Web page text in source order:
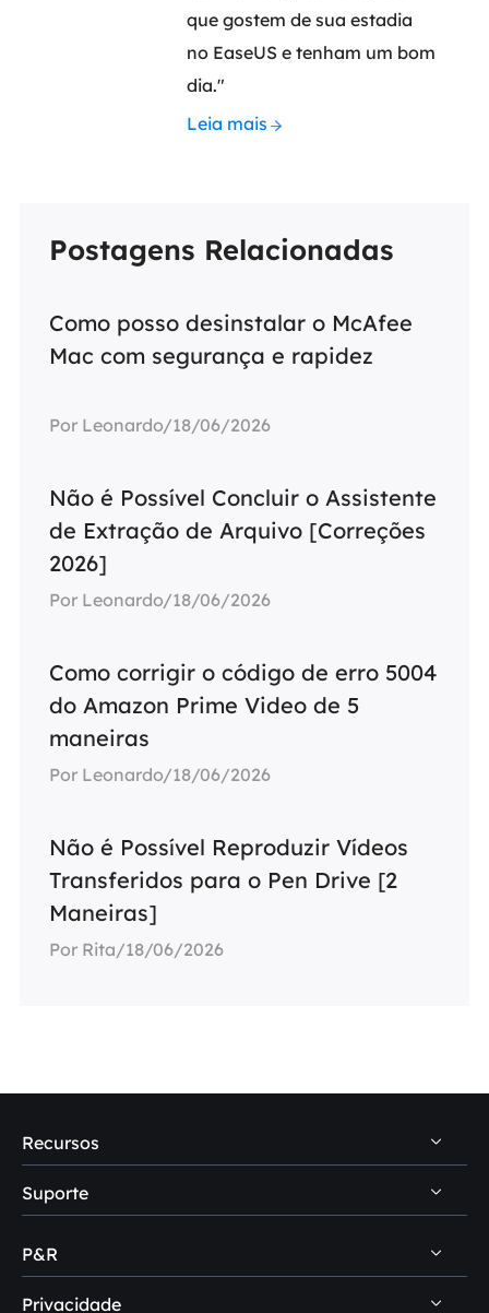
que gostem de sua estadia
no EaseUS e tenham um bom
dia."
Leia mais
Postagens Relacionadas
Como posso desinstalar o McAfee
Mac com segurança e rapidez
Por Leonardo/18/06/2026
Não é Possível Concluir o Assistente
de Extração de Arquivo [Correções
2026]
Por Leonardo/18/06/2026
Como corrigir o código de erro 5004
do Amazon Prime Video de 5
maneiras
Por Leonardo/18/06/2026
Não é Possível Reproduzir Vídeos
Transferidos para o Pen Drive [2
Maneiras]
Por Rita/18/06/2026
Recursos
Dicas de recuperação de dados PC
Dicas de recuperação de dados Mac
Suporte
Central de suporte
Download
P&R
Privacidade